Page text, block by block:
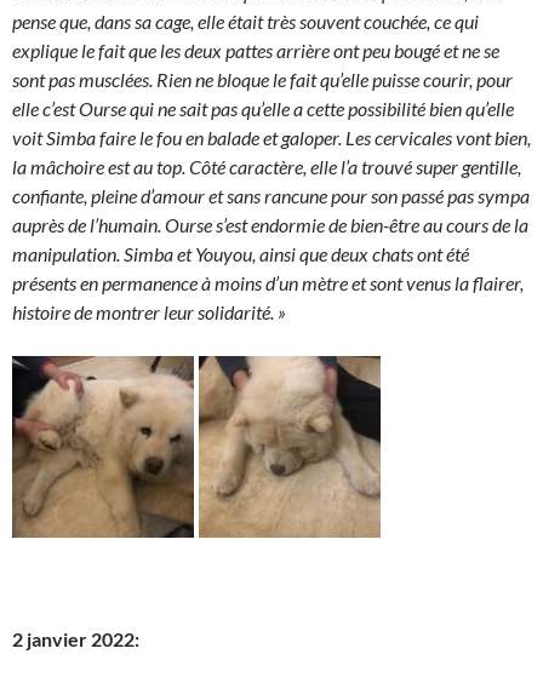
pense que, dans sa cage, elle était très souvent couchée, ce qui
explique le fait que les deux pattes arrière ont peu bougé et ne se
sont pas musclées. Rien ne bloque le fait qu’elle puisse courir, pour
elle c’est Ourse qui ne sait pas qu’elle a cette possibilité bien qu’elle
voit Simba faire le fou en balade et galoper. Les cervicales vont bien,
la mâchoire est au top. Côté caractère, elle l’a trouvé super gentille,
confiante, pleine d’amour et sans rancune pour son passé pas sympa
auprès de l’humain. Ourse s’est endormie de bien-être au cours de la
manipulation. Simba et Youyou, ainsi que deux chats ont été
présents en permanence à moins d’un mètre et sont venus la flairer,
histoire de montrer leur solidarité. »
2 janvier 2022: